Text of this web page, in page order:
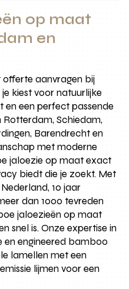
op maat
en
aanvragen bij
kiest voor natuurlijke
een perfect passende
Rotterdam, Schiedam,
Barendrecht en
met moderne
jaloezie op maat exact
biedt die je zoekt. Met
10 jaar
dan 1000 tevreden
jaloezieën op maat
snel is. Onze expertise in
en engineered bamboo
lamellen met een
lijmen voor een